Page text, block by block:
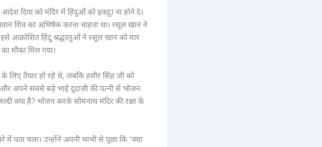
दिया को मंदिर में हिंदुओं को इकट्ठा ना होने दे।
शिव का अभिषेक करना चाहता था। रसूल खान ने
आक्रोशित हिंदू श्रद्धालुओं ने रसूल खान को मार
मौका मिल गया।
लिए तैयार हो रहे थे, जबकि हमीर सिंह जी को
अपने सबसे बड़े भाई दूदाजी की पत्नी से भोजन
क्या है? भोजन करके सोमनाथ मंदिर की रक्षा के
में पता चला। उन्होंने अपनी भाभी से पूछा कि ‘क्या